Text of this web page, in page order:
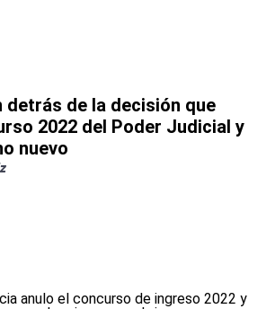
detrás de la decisión que
2022 del Poder Judicial y
nuevo